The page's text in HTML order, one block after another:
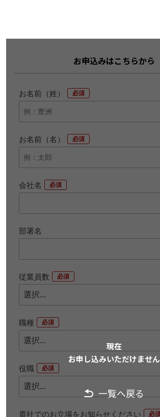
お申込みはこちらから
現在
お申し込みいただけません
一覧へ戻る
お名前（姓）
お名前（名）
会社名
部署名
従業員数
職種
役職
貴社でのお立場をお知らせください